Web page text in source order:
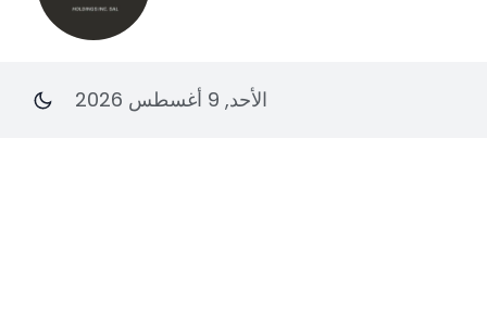
الأحد, 9 أغسطس 2026